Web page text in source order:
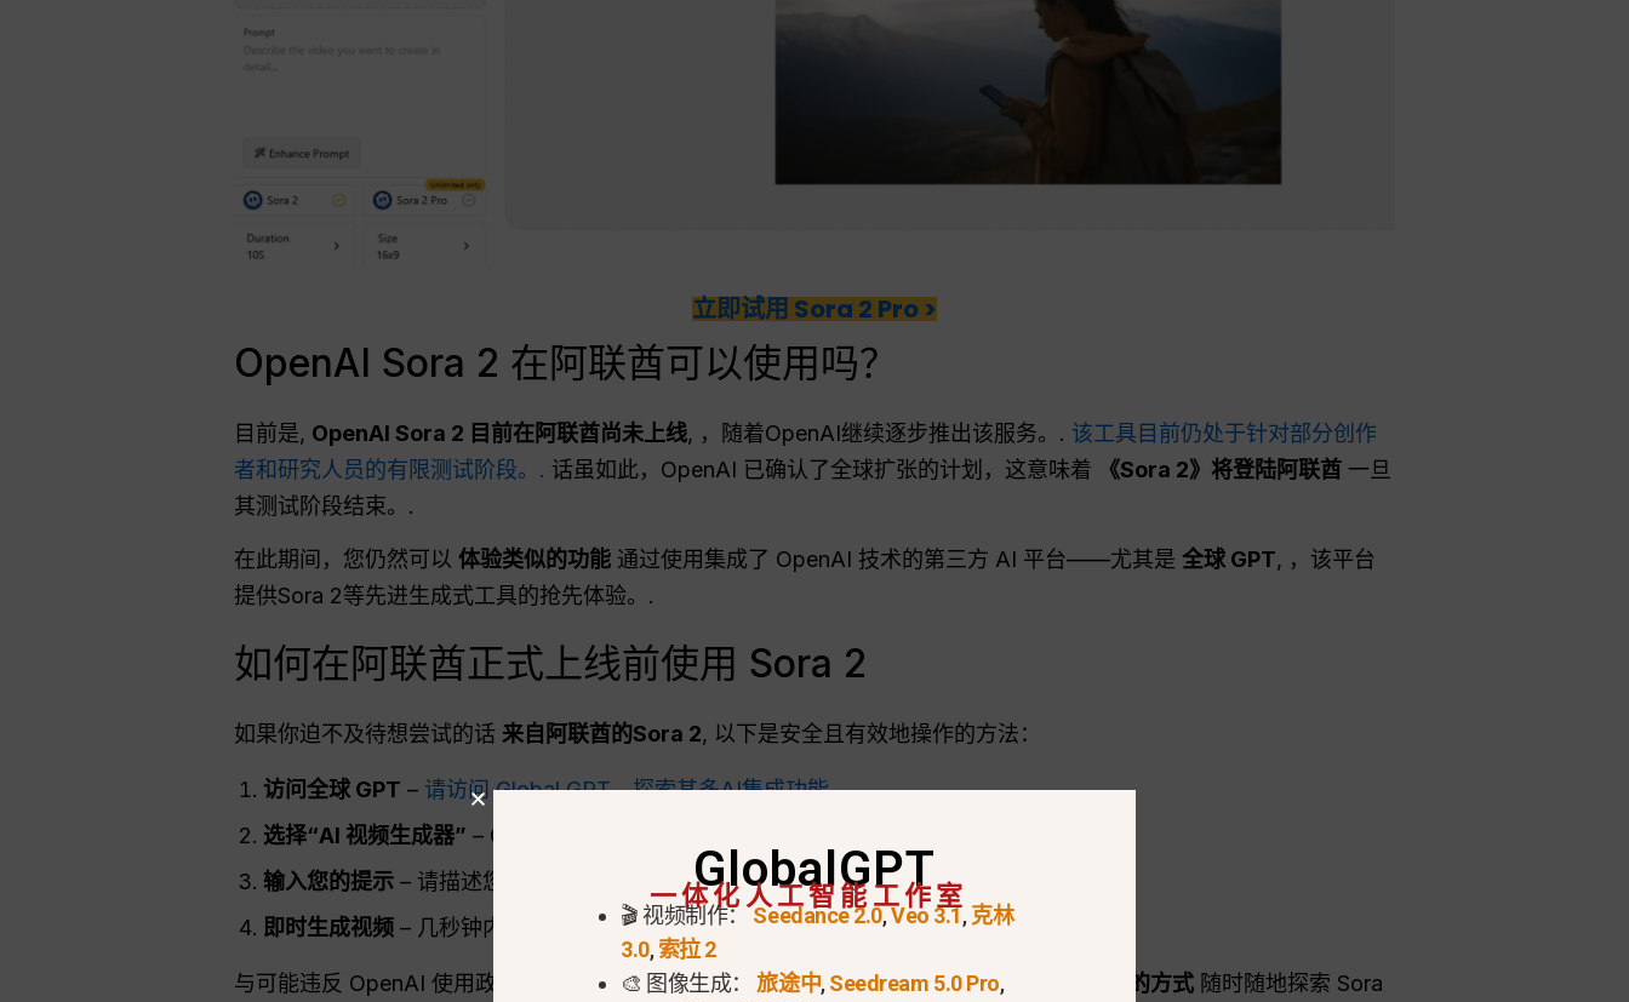
立即试用 Sora 2 Pro >
OpenAI Sora 2 在阿联酋可以使用吗？
目前是, OpenAI Sora 2 目前在阿联酋尚未上线, ，随着OpenAI继续逐步推出该服务。. 该工具目前仍处于针对部分创作
者和研究人员的有限测试阶段。. 话虽如此，OpenAI 已确认了全球扩张的计划，这意味着 《Sora 2》将登陆阿联酋 一旦
其测试阶段结束。.
在此期间，您仍然可以 体验类似的功能 通过使用集成了 OpenAI 技术的第三方 AI 平台——尤其是 全球 GPT, ，该平台
提供Sora 2等先进生成式工具的抢先体验。.
如何在阿联酋正式上线前使用 Sora 2
如果你迫不及待想尝试的话 来自阿联酋的Sora 2, 以下是安全且有效地操作的方法：
访问全球 GPT – 请访问 Global GPT，探索其多AI集成功能。.
选择“AI 视频生成器” – Global GPT 的界面中包含一款受 Sora 启发的视频生成工具。.
输入您的提示 – 请描述您想要的场景、氛围和动作。.
即时生成视频 – 几秒钟内，您将获得高质量、类似Sora的视频效果。.
与可能违反 OpenAI 使用政策的 VPN 或代理方法不同，,Global GPT 提供了一种合法且稳定的方式 随时随地探索 Sora
GlobalGPT
一体化人工智能工作室
🎬 视频制作：Seedance 2.0,Veo 3.1,克林
3.0,索拉 2
🎨 图像生成： 旅途中,Seedream 5.0 Pro,